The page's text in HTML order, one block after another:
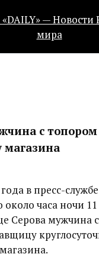
с
года в пресс-
около часа ночи
Серова мужчина